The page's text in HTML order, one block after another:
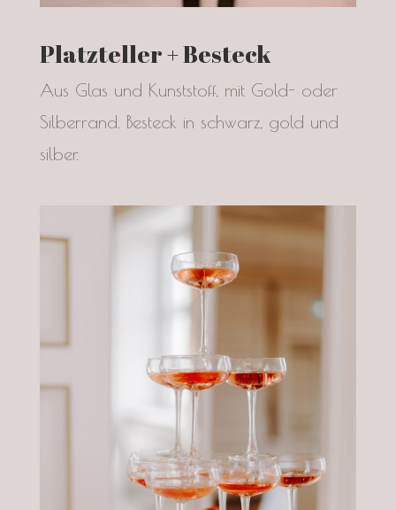
Platzteller + Besteck
Aus Glas und Kunststoff, mit Gold- oder
Silberrand. Besteck in schwarz, gold und
silber.